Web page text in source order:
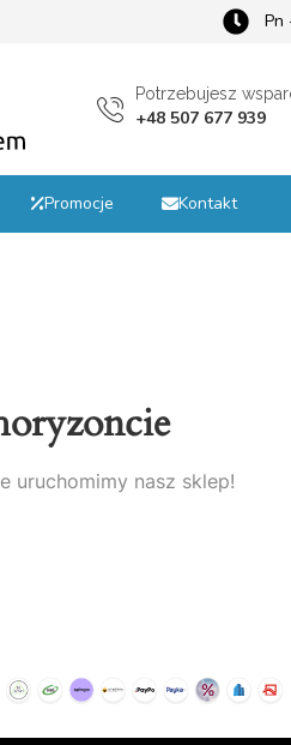
Pn
Potrzebujesz
+48 507 677 939
Promocje Kontakt
uruchomimy nasz sklep!